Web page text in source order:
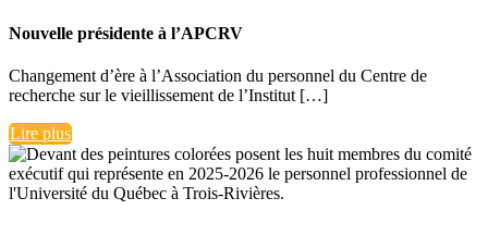
Nouvelle présidente à l’APCRV
Changement d’ère à l’Association du personnel du Centre de
recherche sur le vieillissement de l’Institut […]
Lire plus